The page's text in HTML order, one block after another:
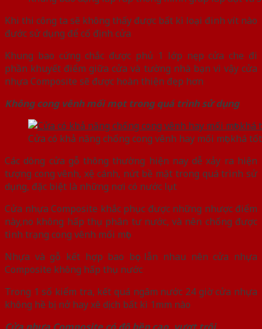
Khi thi công ta sẽ không thấy được bất kì loại đinh vít nào
đước sử dụng để cố định cửa
Khung bao cứng chắc được phủ 1 lớp nẹp cửa che đi
phần khuyết điểm giữa cửa và tường nhà bạn vì vậy cửa
nhựa Composite sẽ được hoàn thiện đẹp hơn
Không cong vênh mối mọt trong quá trình sử dụng
Cửa có khả năng chống cong vênh hay mối mọt khá tốt
Các dòng cửa gỗ thông thường hiện nay dễ xảy ra hiện
tượng cong vênh, xệ cánh, nứt bề mặt trong quá trình sử
dụng, đặc biệt là những nơi có nước lụt
Cửa nhựa Composite khắc phục được những nhược điểm
này,no không hấp thụ phân tư nước, và nên chống được
tình trạng cong vênh mối mọt
Nhựa và gỗ kết hợp bao bọc lẫn nhau nên cửa nhựa
Composite không hấp thụ nước
Trong 1 số kiểm tra, kết quá ngâm nước 24 giờ cửa nhựa
không hề bị nở hay xê dịch bất kì 1mm nào